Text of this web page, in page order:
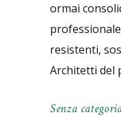
ormai
resistenti,
Architetti del
Senza